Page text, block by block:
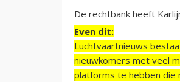
De rechtbank heeft
Even dit:
Luchtvaartnieuws
nieuwkomers met veel
platforms te hebben die